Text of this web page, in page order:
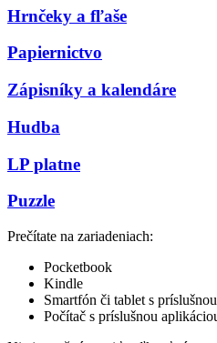
Hrnčeky a fľaše
Papiernictvo
Zápisníky a kalendáre
Hudba
LP platne
Puzzle
Prečítate na zariadeniach:
Pocketbook
Kindle
Smartfón či tablet s
Počítač s príslušnou